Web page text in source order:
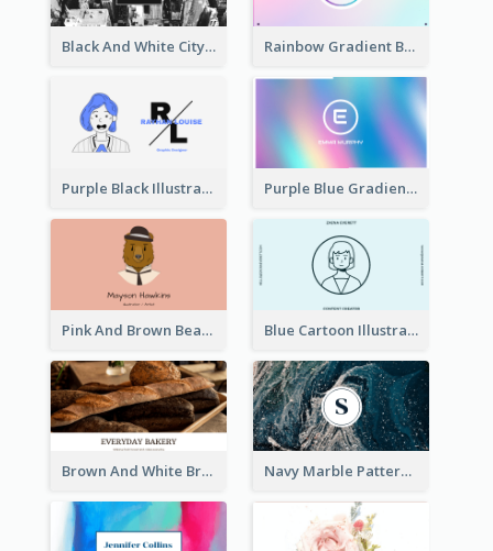
Black And White City Photo Business Card Rainbow Gradient Background Business Card
Purple Black Illustration Portrait Business Card Purple Blue Gradient Background Business Card
Pink And Brown Bear Illustration Business Card Blue Cartoon Illustration Portrait Business Card
Brown And White Bread Photo Bakery Business Card Navy Marble Pattern Photo Business Card